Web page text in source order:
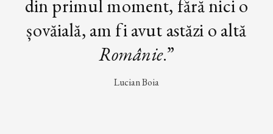
din primul moment, fără nici o
șovăială, am fi avut astăzi o altă
Românie.”
Lucian Boia